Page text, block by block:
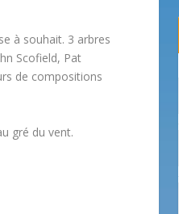
à souhait. 3 arbres
Scofield, Pat
de compositions
gré du vent.